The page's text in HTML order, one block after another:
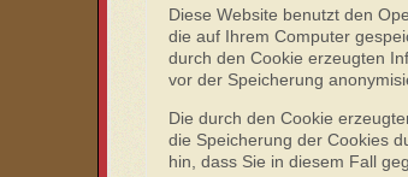
Diese Website benutzt den
die auf Ihrem Computer
durch den Cookie erzeugten
vor der Speicherung
Die durch den Cookie
die Speicherung der Cookies
hin, dass Sie in diesem Fall